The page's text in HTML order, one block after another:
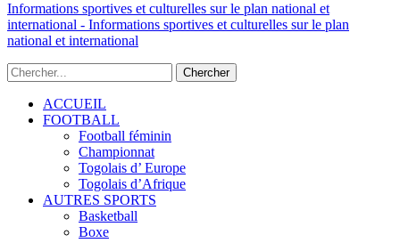
Informations sportives et culturelles sur le plan national et
international - Informations sportives et culturelles sur le plan
national et international
ACCUEIL
FOOTBALL
Football féminin
Championnat
Togolais d’ Europe
Togolais d’Afrique
AUTRES SPORTS
Basketball
Boxe